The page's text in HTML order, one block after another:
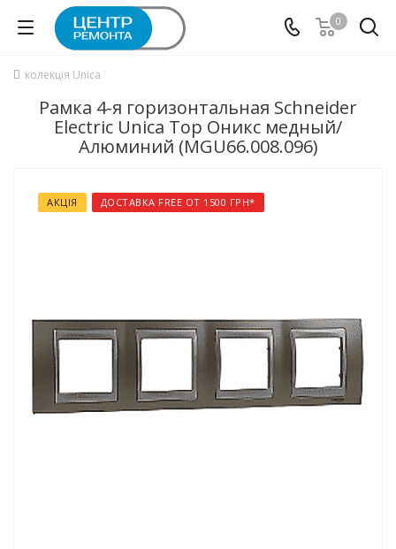
0
колекція Unica
Рамка 4-я горизонтальная Schneider
Electric Unica Top Оникс медный/
Алюминий (MGU66.008.096)
АКЦІЯ ДОСТАВКА FREE ОТ 1500 ГРН*